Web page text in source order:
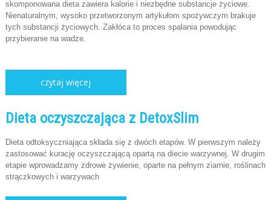
skomponowana dieta zawiera kalorie i niezbędne substancje życiowe.
Nienaturalnym, wysoko przetworzonym artykułom spożywczym brakuje
tych substancji życiowych. Zakłóca to proces spalania powodując
przybieranie na wadze.
czytaj więcej
Dieta oczyszczająca z DetoxSlim
Dieta odtoksyczniająca składa się z dwóch etapów. W pierwszym należy
zastosować kurację oczyszczającą opartą na diecie warzywnej. W drugim
etapie wprowadzamy zdrowe żywienie, oparte na pełnym ziarnie, roślinach
strączkowych i warzywach